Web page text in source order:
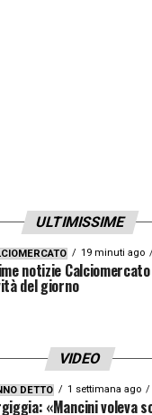
ULTIMISSIME
19 minuti ago
notizie
del giorno
VIDEO
DETTO 1 settimana ago
«Mancini voleva